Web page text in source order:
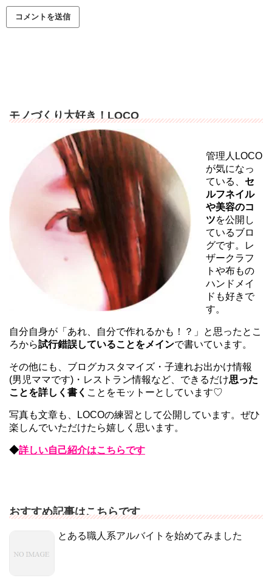
モノづくり大好き！LOCO
管理人LOCO
が気になっ
ている、 セ
ルフネイル
や美容のコ
ツを公開し
ているブロ
グです。レ
ザークラフ
トや布もの
ハンドメイ
ドも好きで
す。
自分自身が「あれ、自分で作れるかも！？」と思ったとこ
ろから試行錯誤していることをメインで書いています。
その他にも、ブログカスタマイズ・子連れお出かけ情報
(男児ママです)・レストラン情報など、できるだけ思った
ことを詳しく書く ことをモットーとしています♡
写真も文章も、LOCOの練習として公開しています。ぜひ
楽しんでいただけたら嬉しく思います。
◆詳しい自己紹介はこちらです
おすすめ記事はこちらです
とある職人系アルバイトを始めてみました